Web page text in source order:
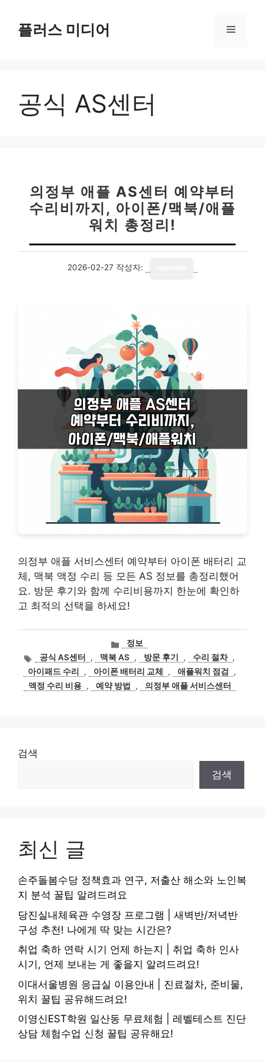
플러스 미디어 메
공식 AS센터
의정부 애플 AS센터 예약부터
수리비까지, 아이폰/맥북/애플
워치 총정리!
2026-02-27 작성자:
의정부 애플 서비스센터 예약부터 아이폰 배터리 교
체, 맥북 액정 수리 등 모든 AS 정보를 총정리했어
요. 방문 후기와 함께 수리비용까지 한눈에 확인하
고 최적의 선택을 하세요!
카
테
고
리
정보
태
그
공식 AS센터 , 맥북 AS , 방문 후기 , 수리 절차 ,
아이패드 수리
, 아이폰 배터리 교체 , 애플워치 점검
,
액정 수리 비용 , 예약 방법 , 의정부 애플 서비스센터
검색
검색
최신 글
손주돌봄수당 정책효과 연구, 저출산 해소와 노인복
지 분석 꿀팁 알려드려요
당진실내체육관 수영장 프로그램 | 새벽반/저녁반
구성 추천! 나에게 딱 맞는 시간은?
취업 축하 연락 시기 언제 하는지 | 취업 축하 인사
시기, 언제 보내는 게 좋을지 알려드려요!
이대서울병원 응급실 이용안내 | 진료절차, 준비물,
위치 꿀팁 공유해드려요!
이영신EST학원 일산동 무료체험 | 레벨테스트 진단
상담 체험수업 신청 꿀팁 공유해요!